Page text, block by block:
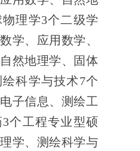
理学3个二级学
学、应用数学、
然地理学、固体
科学与技术7个
子信息、测绘工
3个工程专业型硕
学、测绘科学与